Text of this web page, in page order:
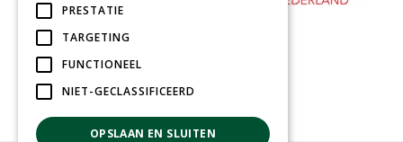
PRESTATIE
TARGETING
FUNCTIONEEL
NIET-GECLASSIFICEERD
OPSLAAN EN SLUITEN